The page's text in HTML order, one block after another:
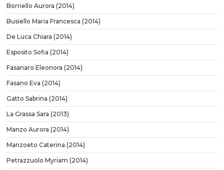
Borriello Aurora (2014)
Busiello Maria Francesca (2014)
De Luca Chiara (2014)
Esposito Sofia (2014)
Fasanaro Eleonora (2014)
Fasano Eva (2014)
Gatto Sabrina (2014)
La Grassa Sara (2013)
Manzo Aurora (2014)
Manzoeto Caterina (2014)
Petrazzuolo Myriam (2014)